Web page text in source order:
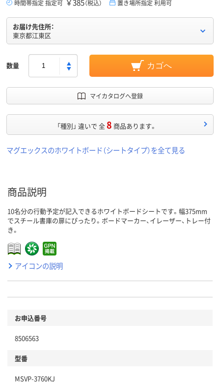
時間帯指定 指定可 ￥385（税込） 置き場所指定 利用可
お届け先住所：
東京都江東区
数量 カゴへ
マイカタログへ登録
「種別」 違いで 全8 商品あります。
マグエックスのホワイトボード（シートタイプ）を全て見る
商品説明
10名分の行動予定が記入できるホワイトボードシートです。幅375mm
でスチール書庫の扉にぴったり。ボードマーカー、イレーザー、トレー付
き。
アイコンの説明
お申込番号
8506563
型番
MSVP-3760KJ